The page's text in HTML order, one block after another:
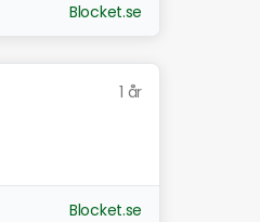
Blocket.se
1 år
Blocket.se